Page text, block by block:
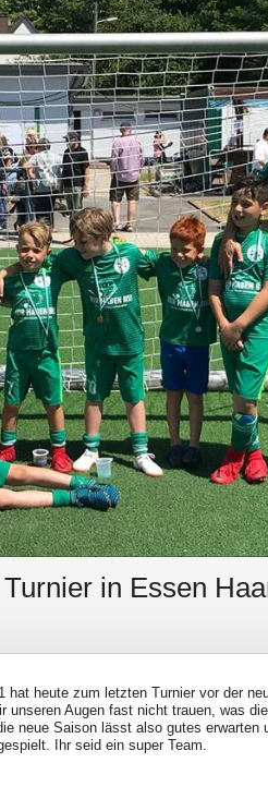
in Essen
heute zum letzten Turnier vor der
Augen fast nicht trauen, was
neue Saison lässt also gutes erwarten
Ihr seid ein super Team.